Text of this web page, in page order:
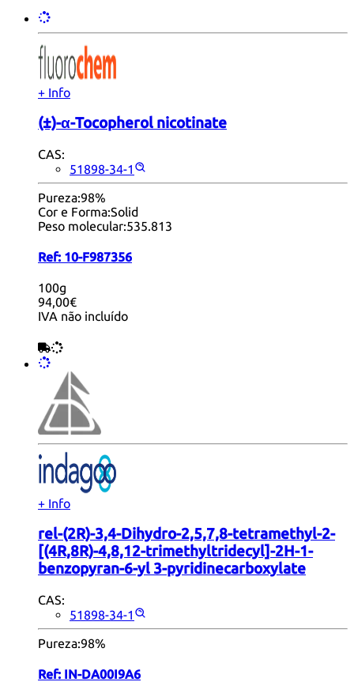
+ Info
(±)-α-Tocopherol nicotinate
CAS:
51898-34-1
Pureza:98%
Cor e Forma:Solid
Peso molecular:535.813
Ref: 10-F987356
100g
94,00€
IVA não incluído
+ Info
rel-(2R)-3,4-Dihydro-2,5,7,8-tetramethyl-2-
[(4R,8R)-4,8,12-trimethyltridecyl]-2H-1-
benzopyran-6-yl 3-pyridinecarboxylate
CAS:
51898-34-1
Pureza:98%
Ref: IN-DA00I9A6